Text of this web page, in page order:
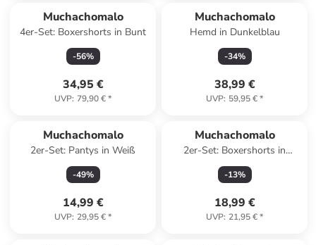
Muchachomalo
4er-Set: Boxershorts in Bunt
-56%
34,95 €
UVP: 79,90 €*
Muchachomalo
Hemd in Dunkelblau
-34%
38,99 €
UVP: 59,95 €*
Muchachomalo
2er-Set: Pantys in Weiß
-49%
14,99 €
UVP: 29,95 €*
Muchachomalo
2er-Set: Boxershorts in
Schwarz/ Hellgrün
-13%
18,99 €
UVP: 21,95 €*